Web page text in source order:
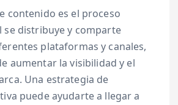
contenido es el proceso
se distribuye y comparte
plataformas y canales,
aumentar la visibilidad y el
Una estrategia de
puede ayudarte a llegar a